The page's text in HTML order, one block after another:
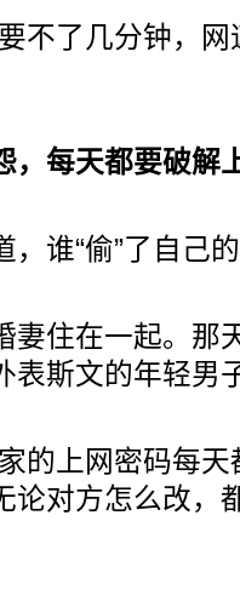
不了几分钟，网
，每天都要破解
，谁“偷”了自己
妻住在一起。那
表斯文的年轻男
的上网密码每
论对方怎么改，